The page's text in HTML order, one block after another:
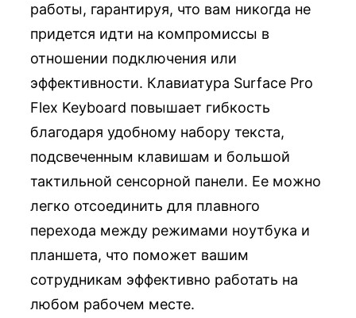
работы, гарантируя, что вам никогда не
придется идти на компромиссы в
отношении подключения или
эффективности. Клавиатура Surface Pro
Flex Keyboard повышает гибкость
благодаря удобному набору текста,
подсвеченным клавишам и большой
тактильной сенсорной панели. Ее можно
легко отсоединить для плавного
перехода между режимами ноутбука и
планшета, что поможет вашим
сотрудникам эффективно работать на
любом рабочем месте.